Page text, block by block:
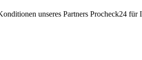
unseres Partners Procheck24 für